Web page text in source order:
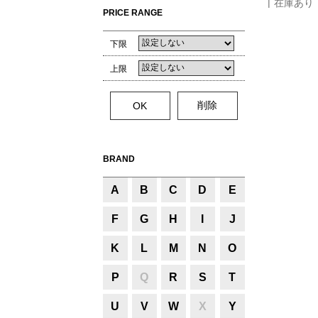
PRICE RANGE
下限
上限
BRAND
A B C D E
F G H J
K L M N O
P Q R S T
U V W X Y
在庫あり